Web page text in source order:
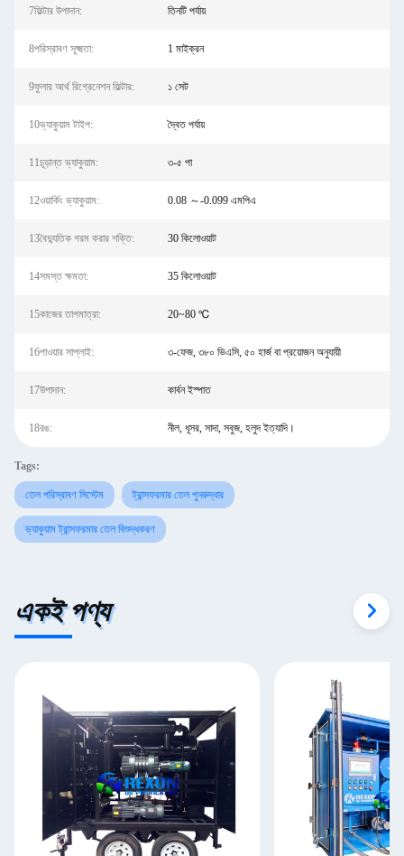
7ফিল্টার উপাদান: তিনটি পর্যায়
8পরিস্রাবণ সূক্ষ্মতা: 1 মাইক্রন
9ফুলার আর্থ রিগ্রেনেশন ফিল্টার: ১ সেট
10ভ্যাকুয়াম টাইপ: দ্বৈত পর্যায়
11চূড়ান্ত ভ্যাকুয়াম: ৩-৫ পা
12ওয়ার্কিং ভ্যাকুয়াম: 0.08 ～-0.099 এমপিএ
13বৈদ্যুতিক গরম করার শক্তি: 30 কিলোওয়াট
14সমস্ত ক্ষমতা: 35 কিলোওয়াট
15কাজের তাপমাত্রা: 20~80 ℃
16পাওয়ার সাপ্লাই: ৩-ফেজ, ৩৮০ ভিএসি, ৫০ হার্জ বা প্রয়োজন অনুযায়ী
17উপাদান: কার্বন ইস্পাত
18রঙ: নীল, ধূসর, সাদা, সবুজ, হলুদ ইত্যাদি।
Tags:
তেল পরিস্রাবণ সিস্টেম ট্রান্সফরমার তেল পুনরুদ্ধার
ভ্যাকুয়াম ট্রান্সফরমার তেল বিশুদ্ধকরণ
একই পণ্য